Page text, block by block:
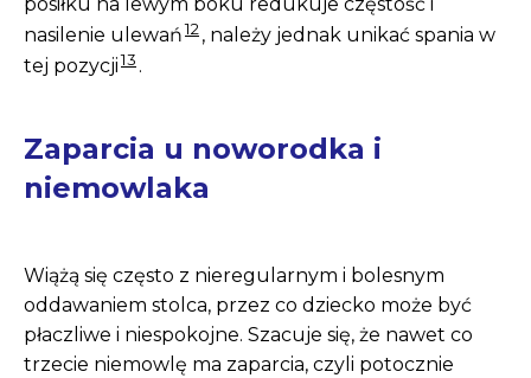
nasilenie ulewań12 , należy jednak unikać spania w
tej pozycji13 .
Zaparcia u noworodka i
niemowlaka
Wiążą się często z nieregularnym i bolesnym
oddawaniem stolca, przez co dziecko może być
płaczliwe i niespokojne. Szacuje się, że nawet co
trzecie niemowlę ma zaparcia, czyli potocznie